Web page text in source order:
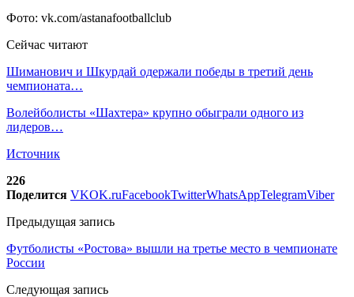
Фото: vk.com/astanafootballclub
Сейчас читают
Шиманович и Шкурдай одержали победы в третий день
чемпионата…
Волейболисты «Шахтера» крупно обыграли одного из
лидеров…
Источник
226
Поделится VKOK.ruFacebookTwitterWhatsAppTelegramViber
Предыдущая запись
Футболисты «Ростова» вышли на третье место в чемпионате
России
Следующая запись